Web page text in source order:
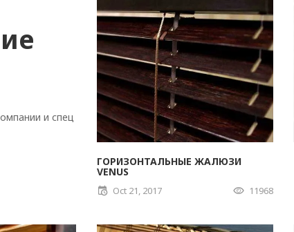
и спец
ГОРИЗОНТАЛЬНЫЕ ЖАЛЮЗИ
VENUS
Oct 21, 2017 11968